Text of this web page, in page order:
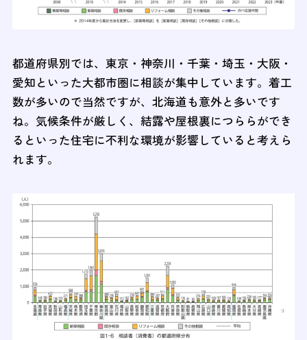
都道府県別では、東京・神奈川・千葉・埼玉・大阪・
愛知といった大都市圏に相談が集中しています。着工
数が多いので当然ですが、北海道も意外と多いです
ね。気候条件が厳しく、結露や屋根裏につららができ
るといった住宅に不利な環境が影響していると考えら
れます。